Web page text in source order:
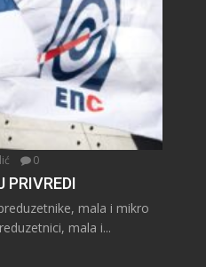
0
PRIVREDI
mala i mikro
mala i...